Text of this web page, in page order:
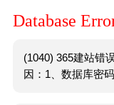
Database
(1040) 365建站错
因：1、数据库密